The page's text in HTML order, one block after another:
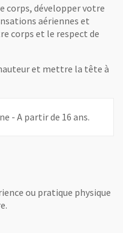
corps, développer votre
aériennes et
corps et le respect de
et mettre la tête à
- A partir de 16 ans.
ou pratique physique